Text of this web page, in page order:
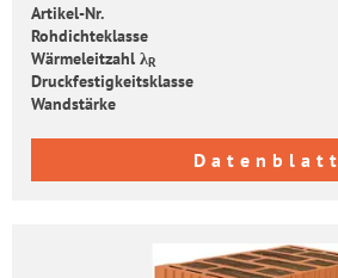
Artikel-​Nr.
Roh­dich­te­klas­se
Wär­me­leit­zahl λR
Druck­fes­tig­keits­klas­se
Wand­stär­ke
Datenblatt